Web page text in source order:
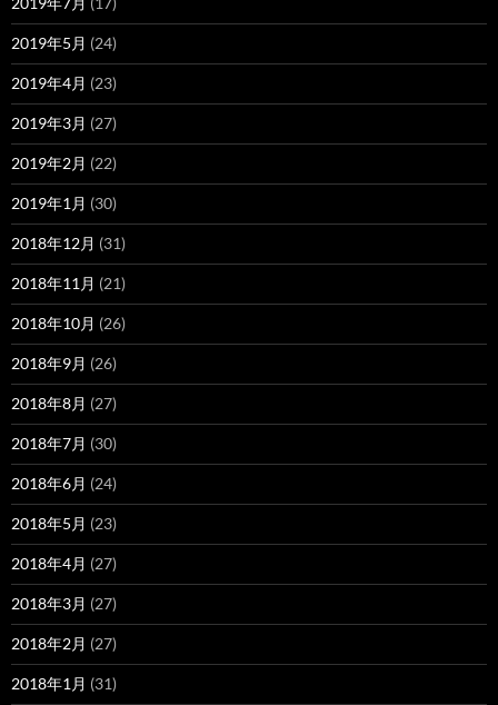
2019年5月 (24)
2019年4月 (23)
2019年3月 (27)
2019年2月 (22)
2019年1月 (30)
2018年12月 (31)
2018年11月 (21)
2018年10月 (26)
2018年9月 (26)
2018年8月 (27)
2018年7月 (30)
2018年6月 (24)
2018年5月 (23)
2018年4月 (27)
2018年3月 (27)
2018年2月 (27)
2018年1月 (31)